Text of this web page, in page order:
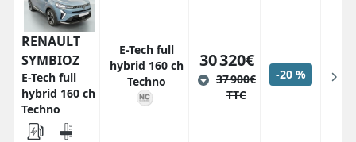
RENAULT
SYMBIOZ
E-Tech full
hybrid 160 ch
Techno
E-Tech full
hybrid 160 ch
Techno
30 320€
37 900€
TTC
-20 %